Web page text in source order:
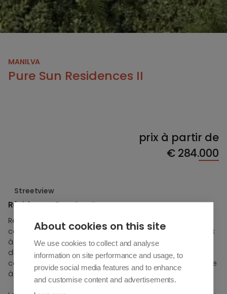
MANILVA
Pure Sun Residences II
prix à partir de
€284.000
Streetview
Résidences Pure Sun II
Résidence Pure Sun est un nouveau projet à Manilva
comprenant 100 appartements modernes, allant de deux
à trois chambres. Ces appartements sont répartis dans
différents blocs, entourés de grands jardins et d'espaces
communs de détente, créant une atmosphère semblable
à celle d'une station balnéaire.
About cookies on this site
We use cookies to collect and analyse
information on site performance and usage, to
provide social media features and to enhance
and customise content and advertisements.